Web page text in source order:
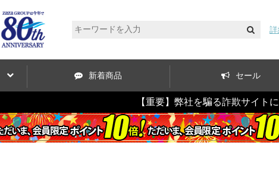
新着商品 セール
【重要】弊社を騙る詐欺サイト